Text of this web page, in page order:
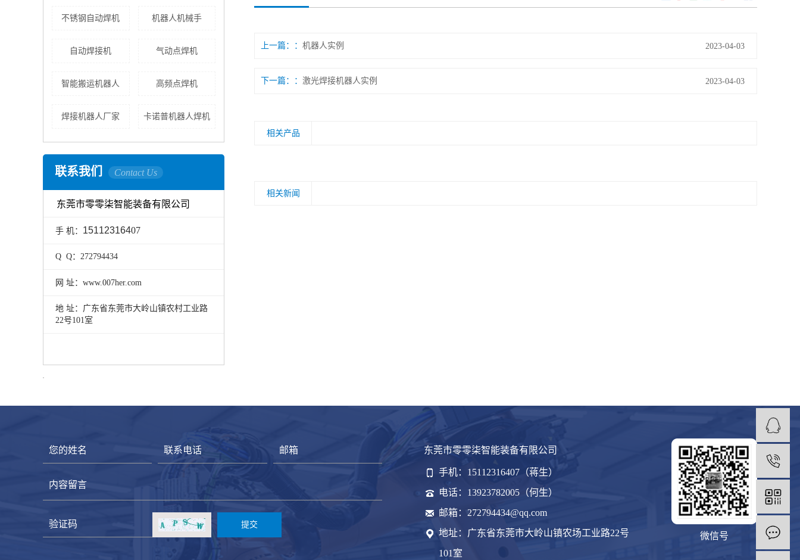
不锈钢自动焊机 机器人机械手
自动焊接机 气动点焊机
智能搬运机器人 高频点焊机
焊接机器人厂家 卡诺普机器人焊机
联系我们 Contact Us
东莞市零零柒智能装备有限公司
手 机： 15112316407
Q Q：272794434
网 址：www.007her.com
地 址： 广东省东莞市大岭山镇农村工业路
22号101室
上一篇： 机器人实例 2023-04-03
下一篇： 激光焊接机器人实例 2023-04-03
相关产品
相关新闻
东莞市零零柒智能装备有限公司
手机：15112316407（蒋生）
电话：13923782005（何生）
邮箱：272794434@qq.com
地址：广东省东莞市大岭山镇农场工业路22号
101室
微信号